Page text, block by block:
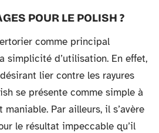
POUR LE POLISH ?
comme principal
simplicité d’utilisation. En effet,
lier contre les rayures
se présente comme simple à
maniable. Par ailleurs, il s’avère
le résultat impeccable qu’il